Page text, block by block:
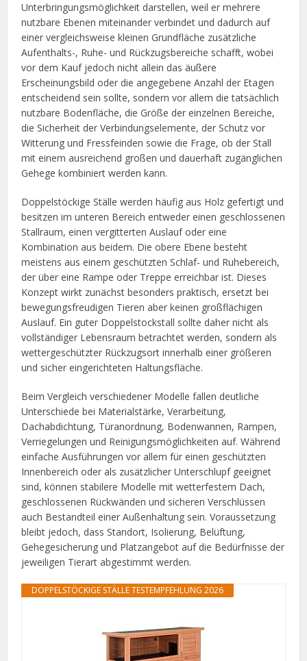
Unterbringungsmöglichkeit darstellen, weil er mehrere
nutzbare Ebenen miteinander verbindet und dadurch auf
einer vergleichsweise kleinen Grundfläche zusätzliche
Aufenthalts-, Ruhe- und Rückzugsbereiche schafft, wobei
vor dem Kauf jedoch nicht allein das äußere
Erscheinungsbild oder die angegebene Anzahl der Etagen
entscheidend sein sollte, sondern vor allem die tatsächlich
nutzbare Bodenfläche, die Größe der einzelnen Bereiche,
die Sicherheit der Verbindungselemente, der Schutz vor
Witterung und Fressfeinden sowie die Frage, ob der Stall
mit einem ausreichend großen und dauerhaft zugänglichen
Gehege kombiniert werden kann.
Doppelstöckige Ställe werden häufig aus Holz gefertigt und
besitzen im unteren Bereich entweder einen geschlossenen
Stallraum, einen vergitterten Auslauf oder eine
Kombination aus beidem. Die obere Ebene besteht
meistens aus einem geschützten Schlaf- und Ruhebereich,
der über eine Rampe oder Treppe erreichbar ist. Dieses
Konzept wirkt zunächst besonders praktisch, ersetzt bei
bewegungsfreudigen Tieren aber keinen großflächigen
Auslauf. Ein guter Doppelstockstall sollte daher nicht als
vollständiger Lebensraum betrachtet werden, sondern als
wettergeschützter Rückzugsort innerhalb einer größeren
und sicher eingerichteten Haltungsfläche.
Beim Vergleich verschiedener Modelle fallen deutliche
Unterschiede bei Materialstärke, Verarbeitung,
Dachabdichtung, Türanordnung, Bodenwannen, Rampen,
Verriegelungen und Reinigungsmöglichkeiten auf. Während
einfache Ausführungen vor allem für einen geschützten
Innenbereich oder als zusätzlicher Unterschlupf geeignet
sind, können stabilere Modelle mit wetterfestem Dach,
geschlossenen Rückwänden und sicheren Verschlüssen
auch Bestandteil einer Außenhaltung sein. Voraussetzung
bleibt jedoch, dass Standort, Isolierung, Belüftung,
Gehegesicherung und Platzangebot auf die Bedürfnisse der
jeweiligen Tierart abgestimmt werden.
DOPPELSTÖCKIGE STÄLLE TESTEMPFEHLUNG 2026